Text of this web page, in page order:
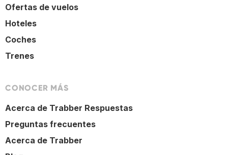
Ofertas de vuelos
Hoteles
Coches
Trenes
CONOCER MÁS
Acerca de Trabber Respuestas
Preguntas frecuentes
Acerca de Trabber